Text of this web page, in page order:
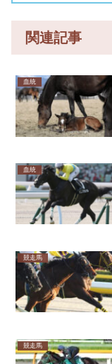
関連記事
血統
血統
競走馬
競走馬